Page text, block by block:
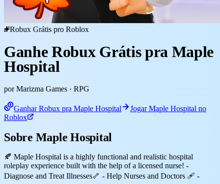
Robux Grátis pro Roblox
Ganhe Robux Grátis pra Maple
Hospital
por Marizma Games · RPG
Ganhar Robux pra Maple Hospital
Jogar Maple Hospital no
Roblox
Sobre Maple Hospital
🍂 Maple Hospital is a highly functional and realistic hospital
roleplay experience built with the help of a licensed nurse! -
Diagnose and Treat Illnesses🦴 - Help Nurses and Doctors 🩹 -